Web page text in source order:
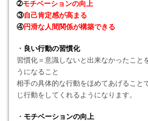
➁モチベーションの向上
③自己肯定感が高まる
④円滑な人間関係が構築できる
・ 良い行動の習慣化
習慣化＝意識しないと出来なかったこと
うになること
相手の具体的な行動をほめてあげること
じ行動をしてくれるようになります。
・ モチベーションの向上